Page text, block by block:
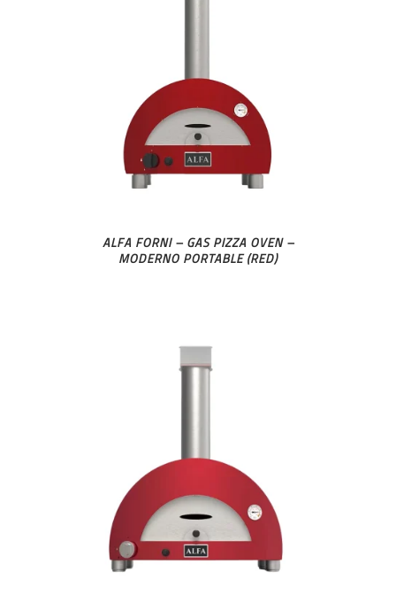
ALFA FORNI – GAS PIZZA OVEN –
MODERNO PORTABLE (RED)